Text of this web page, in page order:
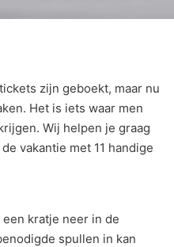
zijn geboekt, maar nu
Het is iets waar men
Wij helpen je graag
vakantie met 11 handige
kratje neer in de
spullen in kan